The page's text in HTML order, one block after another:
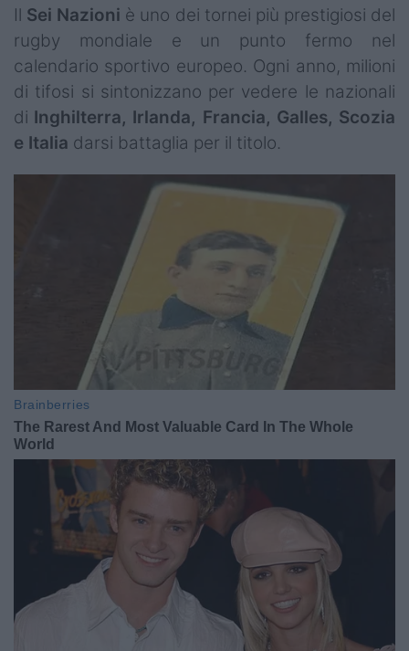
Il Sei Nazioni è uno dei tornei più prestigiosi del
rugby mondiale e un punto fermo nel
calendario sportivo europeo. Ogni anno, milioni
di tifosi si sintonizzano per vedere le nazionali
di Inghilterra, Irlanda, Francia, Galles, Scozia
e Italia darsi battaglia per il titolo.